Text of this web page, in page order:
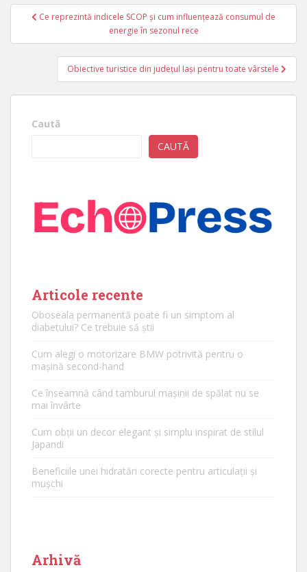
Navigare
articole
Ce reprezintă indicele SCOP și cum influențează consumul de
energie în sezonul rece
Obiective turistice din județul Iași pentru toate vârstele
Caută
CAUTĂ
Articole recente
Oboseala permanentă poate fi un simptom al
diabetului? Ce trebuie să știi
Cum alegi o motorizare BMW potrivită pentru o
mașină second-hand
Ce înseamnă când tamburul mașinii de spălat nu se
mai învârte
Cum obții un decor elegant și simplu inspirat de stilul
Japandi
Beneficiile unei hidratări corecte pentru articulații și
mușchi
Arhivă